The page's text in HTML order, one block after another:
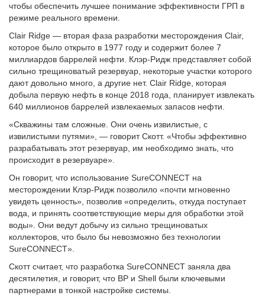
чтобы обеспечить лучшее понимание эффективности ГРП в
режиме реального времени.
Clair Ridge — вторая фаза разработки месторождения Clair,
которое было открыто в 1977 году и содержит более 7
миллиардов баррелей нефти. Клэр-Ридж представляет собой
сильно трещиноватый резервуар, некоторые участки которого
дают довольно много, а другие нет. Clair Ridge, которая
добыла первую нефть в конце 2018 года, планирует извлекать
640 миллионов баррелей извлекаемых запасов нефти.
«Скважины там сложные. Они очень извилистые, с
извилистыми путями», — говорит Скотт. «Чтобы эффективно
разрабатывать этот резервуар, им необходимо знать, что
происходит в резервуаре».
Он говорит, что использование SureCONNECT на
месторождении Клэр-Ридж позволило «почти мгновенно
увидеть ценность», позволив «определить, откуда поступает
вода, и принять соответствующие меры для обработки этой
воды». Они ведут добычу из сильно трещиноватых
коллекторов, что было бы невозможно без технологии
SureCONNECT».
Скотт считает, что разработка SureCONNECT заняла два
десятилетия, и говорит, что BP и Shell были ключевыми
партнерами в тонкой настройке системы.